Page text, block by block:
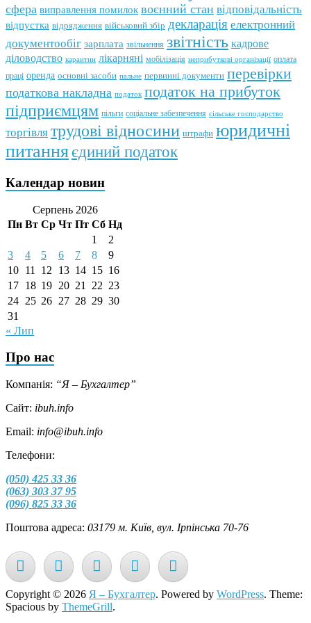
сфера виправлення помилок воєнний стан відповідальність
відпустка відрядження військовий збір декларація електронний
документообіг зарплата звільнення звітність кадрове
діловодство карантин лікарняні мобілізація неприбуткові організації оплата
праці оренда основні засоби пальне первинні документи перевірки
податкова накладна податок податок на прибуток
підприємцям пільги соціальне забезпечення сільське господарство
торгівля трудові відносини штрафи юридичні
питанняєдиний податок
Календар новин
Серпень 2026
Пн Вт Ср Чт Пт Сб Нд
1
2
3
4 5 6 7 8
9
10 11 12 13 14 15 16
17 18 19 20 21 22 23
24 25 26 27 28 29 30
31
« Лип
Про нас
Компанія: “Я – Бухгалтер”
Сайт: ibuh.info
Email: info@ibuh.info
Телефони:
(050) 425 33 36
(063) 303 37 95
(096) 825 33 36
Поштова адреса: 03179 м. Київ, вул. Ірпінська 70-76
Copyright © 2026 Я – Бухгалтер. Powered by WordPress. Theme:
Spacious by ThemeGrill.